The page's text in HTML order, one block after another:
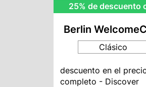
BWC
Rebate
25% de descuento
Berlin
Clásico
BWC
Info
descuento en el
completo - Discover